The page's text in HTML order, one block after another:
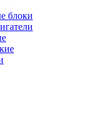
блоки